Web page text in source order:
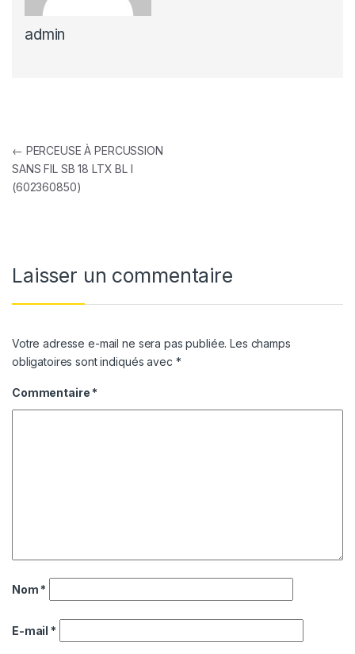
admin
Navigation de l’article
← PERCEUSE À PERCUSSION
SANS FIL SB 18 LTX BL I
(602360850)
Laisser un commentaire
Votre adresse e-mail ne sera pas publiée. Les champs
obligatoires sont indiqués avec *
Commentaire *
Nom *
E-mail *